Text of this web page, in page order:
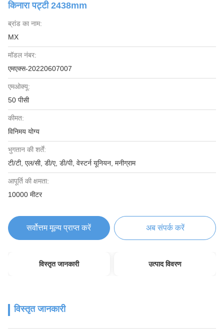
किनारा पट्टी 2438mm
ब्रांड का नाम:
MX
मॉडल नंबर:
एमएक्स-20220607007
एमओक्यू:
50 पीसी
कीमत:
विनिमय योग्य
भुगतान की शर्तें:
टी/टी, एल/सी, डी/ए, डी/पी, वेस्टर्न यूनियन, मनीग्राम
आपूर्ति की क्षमता:
10000 मीटर
सर्वोत्तम मूल्य प्राप्त करें अब संपर्क करें
विस्तृत जानकारी उत्पाद विवरण
विस्तृत जानकारी